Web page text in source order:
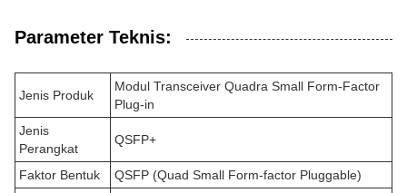
Parameter Teknis:
Jenis Produk
Modul Transceiver Quadra Small Form-Factor
Plug-in
Jenis
Perangkat
QSFP+
Faktor Bentuk
QSFP (Quad Small Form-factor Pluggable)